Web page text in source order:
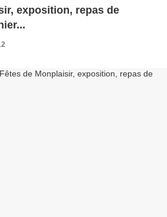
exposition, repas de